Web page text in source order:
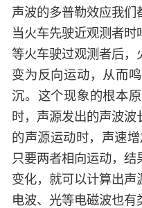
声波的多普勒效应我
当火车先驶近观测者
等火车驶过观测者后，
变为反向运动，从而
沉。这个现象的根本
时，声源发出的声波
的声源运动时，声速
只要两者相向运动，
变化，就可以计算出
电波、光等电磁波也